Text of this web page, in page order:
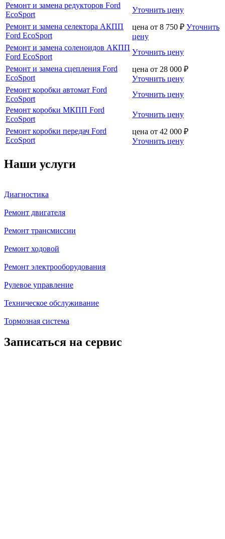
Ремонт и замена редукторов Ford
EcoSport
Уточнить цену
Ремонт и замена селектора АКПП
Ford EcoSport
цена от 8 750 ₽ Уточнить
цену
Ремонт и замена соленоидов АКПП
Ford EcoSport
Уточнить цену
Ремонт и замена сцепления Ford
EcoSport
цена от 28 000 ₽
Уточнить цену
Ремонт коробки автомат Ford
EcoSport
Уточнить цену
Ремонт коробки МКПП Ford
EcoSport
Уточнить цену
Ремонт коробки передач Ford
EcoSport
цена от 42 000 ₽
Уточнить цену
Наши услуги
Диагностика
Ремонт двигателя
Ремонт трансмиссии
Ремонт ходовой
Ремонт электрооборудования
Рулевое управление
Техническое обслуживание
Тормозная система
Записаться на сервис